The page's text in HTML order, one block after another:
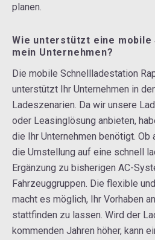
planen.
Wie unterstützt eine mobile
mein Unternehmen?
Die mobile Schnellladestation
unterstützt Ihr Unternehmen in
Ladeszenarien. Da wir unsere
oder Leasinglösung anbieten,
die Ihr Unternehmen benötigt.
die Umstellung auf eine schnell
Ergänzung zu bisherigen AC-
Fahrzeuggruppen. Die flexible
macht es möglich, Ihr Vorhaben
stattfinden zu lassen. Wird der
kommenden Jahren höher, kann